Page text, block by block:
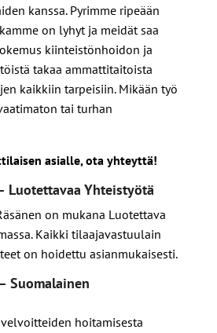
kanssa. Pyrimme ripeään
on lyhyt ja meidät saa
kiinteistönhoidon ja
takaa ammattitaitoista
kaikkiin tarpeisiin. Mikään työ
tai turhan
asialle, ota yhteyttä!
Luotettavaa Yhteistyötä
on mukana Luotettava
Kaikki tilaajavastuulain
on hoidettu asianmukaisesti.
Suomalainen
hoitamisesta